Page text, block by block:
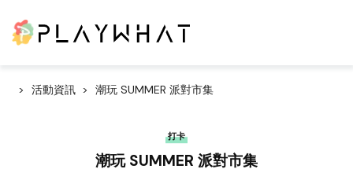
活動資訊 潮玩 SUMMER 派對市集
打卡
潮玩 SUMMER 派對市集